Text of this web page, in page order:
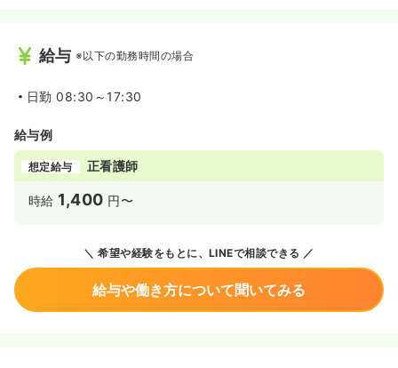
給与 ※以下の勤務時間の場合
日勤 08:30～17:30
給与例
想定給与 正看護師
時給 1,400 円〜
希望や経験をもとに、LINEで相談できる
給与や働き方について聞いてみる